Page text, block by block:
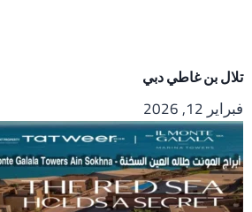
تلال بن غاطي دبي
فبراير 12, 2026